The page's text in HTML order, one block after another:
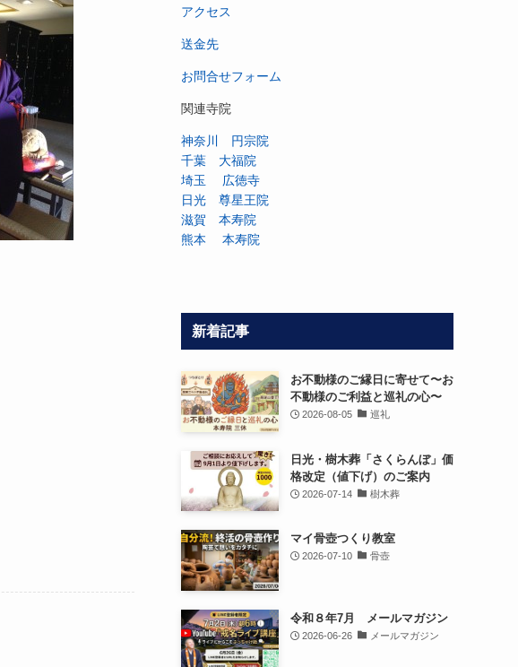
アクセス
送金先
お問合せフォーム
関連寺院
神奈川 円宗院
千葉 大福院
埼玉 広徳寺
日光 尊星王院
滋賀 本寿院
熊本 本寿院
新着記事
お不動様のご縁日に寄せて〜お
不動様のご利益と巡礼の心〜
2026-08-05 巡礼
日光・樹木葬「さくらんぼ」価
格改定（値下げ）のご案内
2026-07-14 樹木葬
マイ骨壺つくり教室
2026-07-10 骨壺
令和８年7月 メールマガジン
2026-06-26 メールマガジン